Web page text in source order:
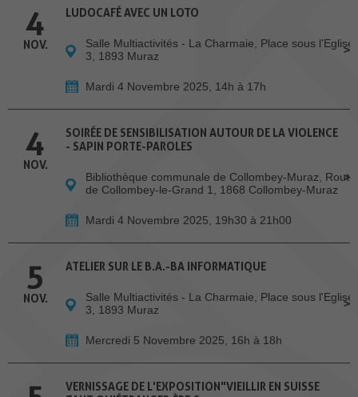
4
NOV.
LUDOCAFÉ AVEC UN LOTO
Salle Multiactivités - La Charmaie, Place sous l'Eglise
3, 1893 Muraz
Mardi 4 Novembre 2025, 14h à 17h
4
NOV.
SOIRÉE DE SENSIBILISATION AUTOUR DE LA VIOLENCE
- SAPIN PORTE-PAROLES
Bibliothèque communale de Collombey-Muraz, Route
de Collombey-le-Grand 1, 1868 Collombey-Muraz
Mardi 4 Novembre 2025, 19h30 à 21h00
5
NOV.
ATELIER SUR LE B.A.-BA INFORMATIQUE
Salle Multiactivités - La Charmaie, Place sous l'Eglise
3, 1893 Muraz
Mercredi 5 Novembre 2025, 16h à 18h
VERNISSAGE DE L'EXPOSITION"VIEILLIR EN SUISSE